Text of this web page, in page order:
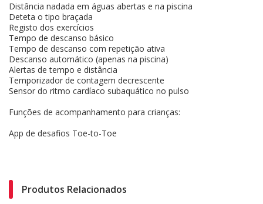
Distância nadada em águas abertas e na piscina
Deteta o tipo braçada
Registo dos exercícios
Tempo de descanso básico
Tempo de descanso com repetição ativa
Descanso automático (apenas na piscina)
Alertas de tempo e distância
Temporizador de contagem decrescente
Sensor do ritmo cardíaco subaquático no pulso
Funções de acompanhamento para crianças:
App de desafios Toe-to-Toe
Produtos Relacionados